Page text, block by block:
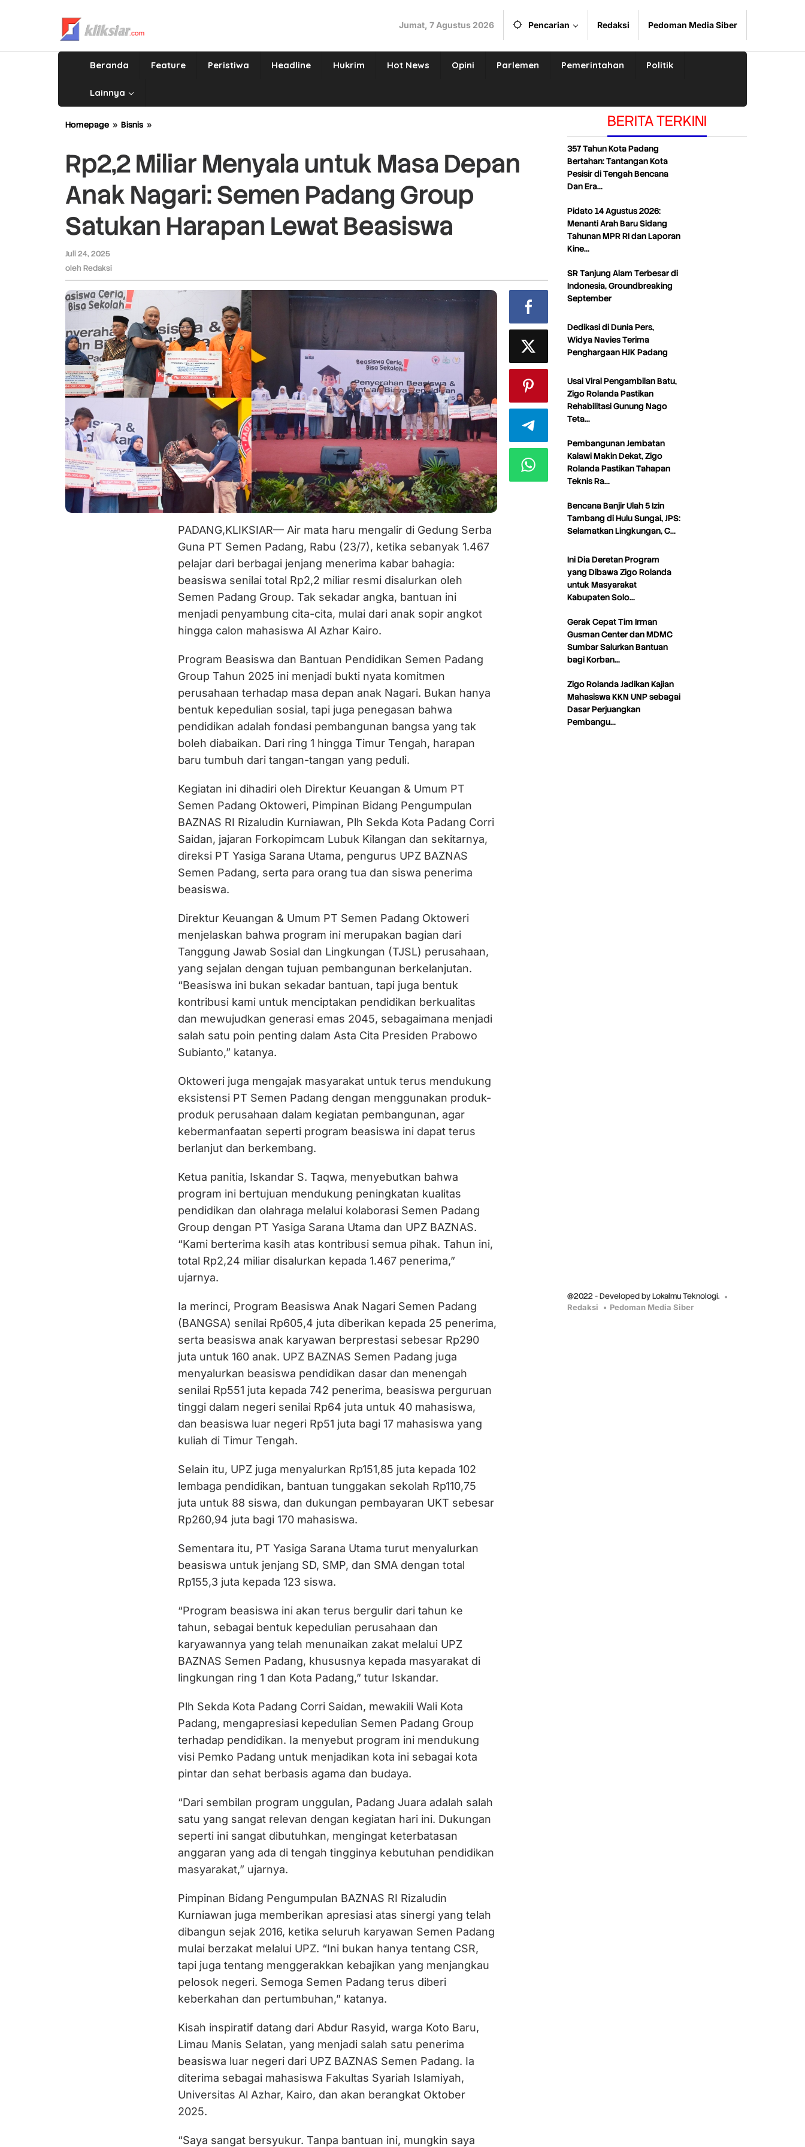
Jumat, 7 Agustus 2026 Pencarian Redaksi Pedoman Media Siber
Beranda Feature Peristiwa Headline Hukrim Hot News Opini Parlemen Pemerintahan Politik
Lainnya
Homepage » Bisnis »
untuk
Masa
Depan
Anak
Nagari:
Semen
Padang
Lewat
Rp2,2 Miliar Menyala untuk Masa Depan
Anak Nagari: Semen Padang Group
Satukan Harapan Lewat Beasiswa
Juli 24, 2025
oleh Redaksi
PADANG,KLIKSIAR— Air mata haru mengalir di Gedung Serba
Guna PT Semen Padang, Rabu (23/7), ketika sebanyak 1.467
pelajar dari berbagai jenjang menerima kabar bahagia:
beasiswa senilai total Rp2,2 miliar resmi disalurkan oleh
Semen Padang Group. Tak sekadar angka, bantuan ini
menjadi penyambung cita-cita, mulai dari anak sopir angkot
hingga calon mahasiswa Al Azhar Kairo.
Program Beasiswa dan Bantuan Pendidikan Semen Padang
Group Tahun 2025 ini menjadi bukti nyata komitmen
perusahaan terhadap masa depan anak Nagari. Bukan hanya
bentuk kepedulian sosial, tapi juga penegasan bahwa
pendidikan adalah fondasi pembangunan bangsa yang tak
boleh diabaikan. Dari ring 1 hingga Timur Tengah, harapan
baru tumbuh dari tangan-tangan yang peduli.
Kegiatan ini dihadiri oleh Direktur Keuangan & Umum PT
Semen Padang Oktoweri, Pimpinan Bidang Pengumpulan
BAZNAS RI Rizaludin Kurniawan, Plh Sekda Kota Padang Corri
Saidan, jajaran Forkopimcam Lubuk Kilangan dan sekitarnya,
direksi PT Yasiga Sarana Utama, pengurus UPZ BAZNAS
Semen Padang, serta para orang tua dan siswa penerima
beasiswa.
Direktur Keuangan & Umum PT Semen Padang Oktoweri
menjelaskan bahwa program ini merupakan bagian dari
Tanggung Jawab Sosial dan Lingkungan (TJSL) perusahaan,
yang sejalan dengan tujuan pembangunan berkelanjutan.
“Beasiswa ini bukan sekadar bantuan, tapi juga bentuk
kontribusi kami untuk menciptakan pendidikan berkualitas
dan mewujudkan generasi emas 2045, sebagaimana menjadi
salah satu poin penting dalam Asta Cita Presiden Prabowo
Subianto,” katanya.
Oktoweri juga mengajak masyarakat untuk terus mendukung
eksistensi PT Semen Padang dengan menggunakan produk-
produk perusahaan dalam kegiatan pembangunan, agar
kebermanfaatan seperti program beasiswa ini dapat terus
berlanjut dan berkembang.
Ketua panitia, Iskandar S. Taqwa, menyebutkan bahwa
program ini bertujuan mendukung peningkatan kualitas
pendidikan dan olahraga melalui kolaborasi Semen Padang
Group dengan PT Yasiga Sarana Utama dan UPZ BAZNAS.
“Kami berterima kasih atas kontribusi semua pihak. Tahun ini,
total Rp2,24 miliar disalurkan kepada 1.467 penerima,”
ujarnya.
Ia merinci, Program Beasiswa Anak Nagari Semen Padang
(BANGSA) senilai Rp605,4 juta diberikan kepada 25 penerima,
serta beasiswa anak karyawan berprestasi sebesar Rp290
juta untuk 160 anak. UPZ BAZNAS Semen Padang juga
menyalurkan beasiswa pendidikan dasar dan menengah
senilai Rp551 juta kepada 742 penerima, beasiswa perguruan
tinggi dalam negeri senilai Rp64 juta untuk 40 mahasiswa,
dan beasiswa luar negeri Rp51 juta bagi 17 mahasiswa yang
kuliah di Timur Tengah.
Selain itu, UPZ juga menyalurkan Rp151,85 juta kepada 102
lembaga pendidikan, bantuan tunggakan sekolah Rp110,75
juta untuk 88 siswa, dan dukungan pembayaran UKT sebesar
Rp260,94 juta bagi 170 mahasiswa.
Sementara itu, PT Yasiga Sarana Utama turut menyalurkan
beasiswa untuk jenjang SD, SMP, dan SMA dengan total
Rp155,3 juta kepada 123 siswa.
“Program beasiswa ini akan terus bergulir dari tahun ke
tahun, sebagai bentuk kepedulian perusahaan dan
karyawannya yang telah menunaikan zakat melalui UPZ
BAZNAS Semen Padang, khususnya kepada masyarakat di
lingkungan ring 1 dan Kota Padang,” tutur Iskandar.
Plh Sekda Kota Padang Corri Saidan, mewakili Wali Kota
Padang, mengapresiasi kepedulian Semen Padang Group
terhadap pendidikan. Ia menyebut program ini mendukung
visi Pemko Padang untuk menjadikan kota ini sebagai kota
pintar dan sehat berbasis agama dan budaya.
“Dari sembilan program unggulan, Padang Juara adalah salah
satu yang sangat relevan dengan kegiatan hari ini. Dukungan
seperti ini sangat dibutuhkan, mengingat keterbatasan
anggaran yang ada di tengah tingginya kebutuhan pendidikan
masyarakat,” ujarnya.
Pimpinan Bidang Pengumpulan BAZNAS RI Rizaludin
Kurniawan juga memberikan apresiasi atas sinergi yang telah
dibangun sejak 2016, ketika seluruh karyawan Semen Padang
mulai berzakat melalui UPZ. “Ini bukan hanya tentang CSR,
tapi juga tentang menggerakkan kebajikan yang menjangkau
pelosok negeri. Semoga Semen Padang terus diberi
keberkahan dan pertumbuhan,” katanya.
Kisah inspiratif datang dari Abdur Rasyid, warga Koto Baru,
Limau Manis Selatan, yang menjadi salah satu penerima
beasiswa luar negeri dari UPZ BAZNAS Semen Padang. Ia
diterima sebagai mahasiswa Fakultas Syariah Islamiyah,
Universitas Al Azhar, Kairo, dan akan berangkat Oktober
2025.
“Saya sangat bersyukur. Tanpa bantuan ini, mungkin saya
BERITA TERKINI
357 Tahun Kota Padang
Bertahan: Tantangan Kota
Pesisir di Tengah Bencana
Dan Era…
Pidato 14 Agustus 2026:
Menanti Arah Baru Sidang
Tahunan MPR RI dan Laporan
Kine…
SR Tanjung Alam Terbesar di
Indonesia, Groundbreaking
September
Dedikasi di Dunia Pers,
Widya Navies Terima
Penghargaan HJK Padang
Usai Viral Pengambilan Batu,
Zigo Rolanda Pastikan
Rehabilitasi Gunung Nago
Teta…
Pembangunan Jembatan
Kalawi Makin Dekat, Zigo
Rolanda Pastikan Tahapan
Teknis Ra…
Bencana Banjir Ulah 5 Izin
Tambang di Hulu Sungai, JPS:
Selamatkan Lingkungan, C…
Ini Dia Deretan Program
yang Dibawa Zigo Rolanda
untuk Masyarakat
Kabupaten Solo…
Gerak Cepat Tim Irman
Gusman Center dan MDMC
Sumbar Salurkan Bantuan
bagi Korban…
Zigo Rolanda Jadikan Kajian
Mahasiswa KKN UNP sebagai
Dasar Perjuangkan
Pembangu…
@2022 - Developed by Lokalmu Teknologi.
Redaksi Pedoman Media Siber